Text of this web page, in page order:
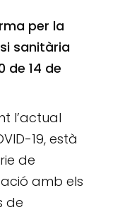
per la
sanitària
de 14 de
l’actual
19, està
de
amb els
de